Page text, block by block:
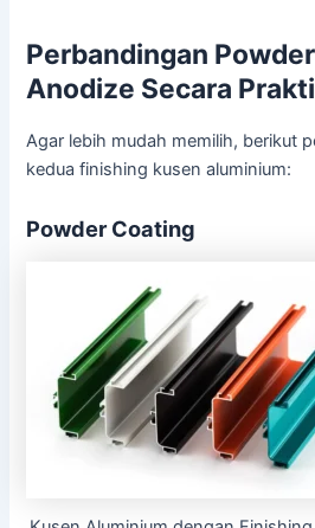
Perbandingan
Anodize Secara
Agar lebih mudah memilih, berikut
kedua finishing kusen aluminium:
Powder Coating